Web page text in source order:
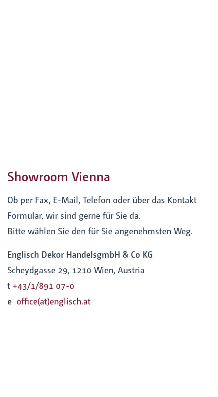
Showroom Vienna
Ob per Fax, E-Mail, Telefon oder über das Kontakt
Formular, wir sind gerne für Sie da.
Bitte wählen Sie den für Sie angenehmsten Weg.
Englisch Dekor HandelsgmbH & Co KG
Scheydgasse 29, 1210 Wien, Austria
t +43/1/891 07-0
e office(at)englisch.at